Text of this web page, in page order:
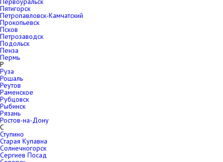
Пятигорск
Петропавловск-Камчатский
Прокопьевск
Псков
Петрозаводск
Подольск
Пенза
Пермь
Р
Руза
Рошаль
Реутов
Раменское
Рубцовск
Рыбинск
Рязань
Ростов-на-Дону
С
Ступино
Старая Купавна
Солнечногорск
Сергиев Посад